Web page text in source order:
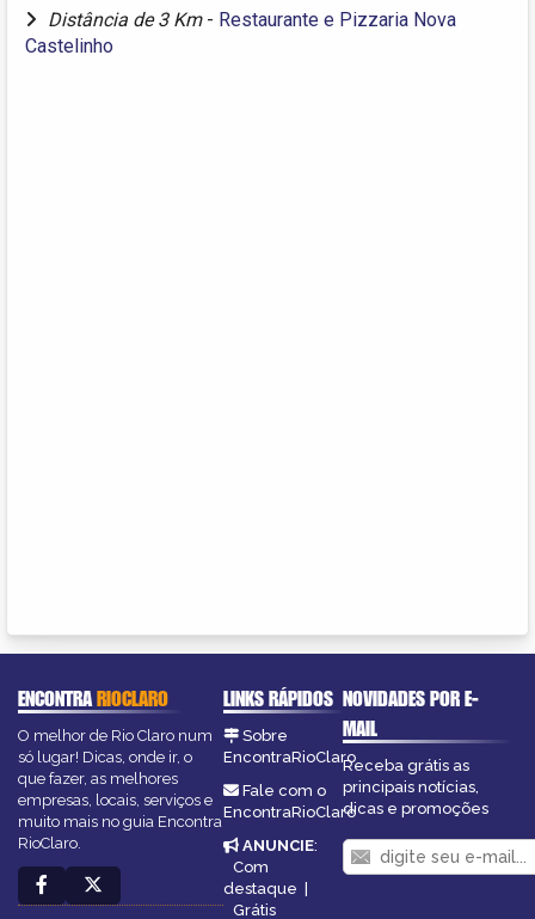
Distância de 3 Km - Restaurante e Pizzaria Nova
Castelinho
ENCONTRARIOCLARO
O melhor de Rio Claro num
só lugar! Dicas, onde ir, o
que fazer, as melhores
empresas, locais, serviços e
muito mais no guia Encontra
RioClaro.
LINKS RÁPIDOS
Sobre
EncontraRioClaro
Fale com o
EncontraRioClaro
ANUNCIE:
Com
destaque
Grátis
NOVIDADES POR E-
MAIL
Receba grátis as
principais notícias,
dicas e promoções